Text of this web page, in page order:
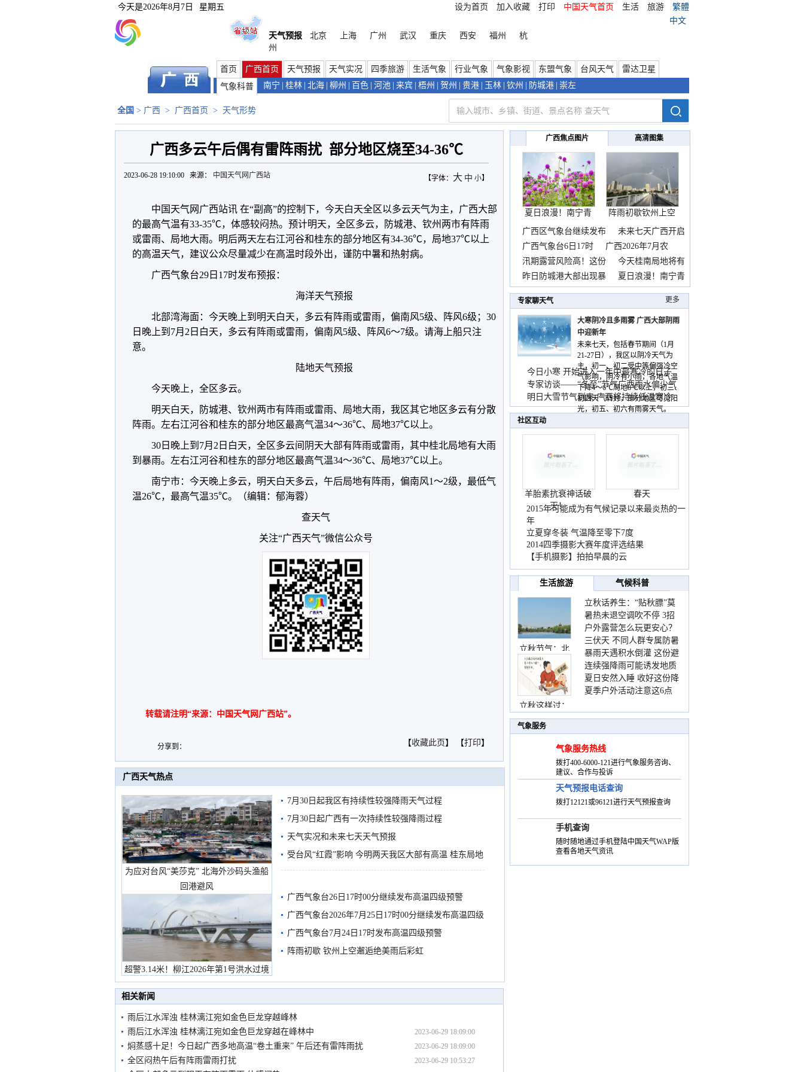
今天是2026年8月7日 星期五 设为首页 加入收藏 打印 中国天气首页 生活 旅游
繁體
中文
天气预报
北京 上海 广州 武汉 重庆 西安 福州
杭
州
首页 广西首页 天气预报 天气实况 四季旅游 生活气象 行业气象 气象影视 东盟气象 台风天气
雷达卫星
气象科普
南宁 桂林 北海 柳州 百色 河池 来宾 梧州 贺州 贵港 玉林 钦州 防城港 崇左
全国 > 广西 > 广西首页 > 天气形势
广西多云午后偶有雷阵雨扰 部分地区烧至34-36℃
【字体： 大 中 小】
2023-06-28 19:10:00 来源： 中国天气网广西站
中国天气网广西站讯 在“副高”的控制下，今天白天全区以多云天气为主，广西大部
的最高气温有33-35℃，体感较闷热。预计明天，全区多云，防城港、钦州两市有阵雨
或雷雨、局地大雨。明后两天左右江河谷和桂东的部分地区有34-36℃，局地37℃以上
的高温天气，建议公众尽量减少在高温时段外出，谨防中暑和热射病。
广西气象台29日17时发布预报：
海洋天气预报
北部湾海面：今天晚上到明天白天，多云有阵雨或雷雨，偏南风5级、阵风6级；30
日晚上到7月2日白天，多云有阵雨或雷雨，偏南风5级、阵风6～7级。请海上船只注
意。
陆地天气预报
今天晚上，全区多云。
明天白天，防城港、钦州两市有阵雨或雷雨、局地大雨，我区其它地区多云有分散
阵雨。左右江河谷和桂东的部分地区最高气温34～36℃、局地37℃以上。
30日晚上到7月2日白天，全区多云间阴天大部有阵雨或雷雨，其中桂北局地有大雨
到暴雨。左右江河谷和桂东的部分地区最高气温34～36℃、局地37℃以上。
南宁市：今天晚上多云，明天白天多云，午后局地有阵雨，偏南风1～2级，最低气
温26℃，最高气温35℃。（编辑：郁海蓉）
查天气
关注“广西天气”微信公众号
转载请注明“来源：中国天气网广西站”。
分享到： 【收藏此页 】 【打印】
广西天气热点
为应对台风“美莎克” 北海外沙码头渔船
回港避风
超警3.14米！柳江2026年第1号洪水过境
市民在堤岸见证汛况
7月30日起我区有持续性较强降雨天气过程
7月30日起广西有一次持续性较强降雨过程
天气实况和未来七天天气预报
受台风“红霞”影响 今明两天我区大部有高温 桂东局地
有较强降雨
广西气象台26日17时00分继续发布高温四级预警
广西气象台2026年7月25日17时00分继续发布高温四级
预警
广西气象台7月24日17时发布高温四级预警
阵雨初歇 钦州上空邂逅绝美雨后彩虹
相关新闻
雨后江水浑浊 桂林漓江宛如金色巨龙穿越峰林
2023-06-29 18:09:00
雨后江水浑浊 桂林漓江宛如金色巨龙穿越在峰林中
2023-06-29 18:09:00
焖蒸感十足！今日起广西多地高温“卷土重来” 午后还有雷阵雨扰
2023-06-29 10:53:27
全区闷热午后有阵雨雷雨打扰
广西焦点图片 高清图集
夏日浪漫！南宁青
秀山
阵雨初歇钦州上空
邂逅
广西区气象台继续发布
未来七天广西开启
晴热
广西气象台6日17时
广西2026年7月农
汛期露营风险高！这份
今天桂南局地将有
暴雨
昨日防城港大部出现暴
夏日浪漫！南宁青
秀山
专家聊天气 更多
大寒阴冷且多雨雾 广西大部阴雨
中迎新年
未来七天，包括春节期间（1月
21-27日），我区以阴冷天气为
主，初一、初二受中等偏强冷空
气影响，阴冷有小雨，各地气温
下降4～6℃局地8℃以上，初三、
初四天气转好，部分地区可见阳
光，初五、初六有雨雾天气。
今日小寒 开始进入一年中最寒冷的日子
专家访谈——“冬至”节气广西雨水偏少气
温低
明日大雪节气到来 广西将持续低温寒冷
天气
社区互动
羊胎素抗衰神话破
灭！
春天
2015年可能成为有气候记录以来最炎热的一
年
立夏穿冬装 气温降至零下7度
2014四季摄影大赛年度评选结果
【手机摄影】拍拍早晨的云
生活旅游 气候科普
立秋节气：北
立秋这样过：
立秋话养生：“贴秋膘”莫
着急 先清暑再防燥
暑热未退空调吹不停 3招
护住肩颈不酸痛
户外露营怎么玩更安心？
这份攻略请收好
三伏天 不同人群专属防暑
要点请收好
暴雨天遇积水倒灌 这份避
险提示请收好
连续强降雨可能诱发地质
灾害 这些前兆要知道
夏日安然入睡 收好这份降
温小贴士
夏季户外活动注意这6点
气象服务
气象服务热线
拨打400-6000-121进行气象服务咨询、
建议、合作与投诉
天气预报电话查询
拨打12121或96121进行天气预报查询
手机查询
随时随地通过手机登陆中国天气WAP版
查看各地天气资讯